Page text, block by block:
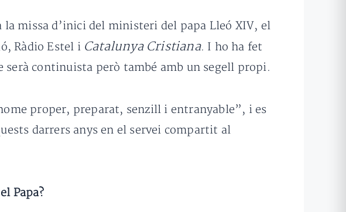
missa d’inici del ministeri del papa Lleó XIV, el
Ràdio Estel i Catalunya Cristiana. I ho ha fet
serà continuista però també amb un segell propi.
proper, preparat, senzill i entranyable”, i es
darrers anys en el servei compartit al
Papa?